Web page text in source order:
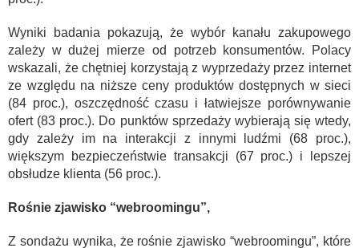
Wyniki badania pokazują, że wybór kanału zakupowego
zależy w dużej mierze od potrzeb konsumentów. Polacy
wskazali, że chętniej korzystają z wyprzedaży przez internet
ze względu na niższe ceny produktów dostępnych w sieci
(84 proc.), oszczędność czasu i łatwiejsze porównywanie
ofert (83 proc.). Do punktów sprzedaży wybierają się wtedy,
gdy zależy im na interakcji z innymi ludźmi (68 proc.),
większym bezpieczeństwie transakcji (67 proc.) i lepszej
obsłudze klienta (56 proc.).
Rośnie zjawisko “webroomingu”,
Z sondażu wynika, że rośnie zjawisko “webroomingu”, które